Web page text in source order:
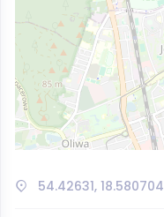
54.42631, 18.580704